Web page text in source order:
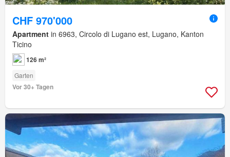
CHF 970'000
Apartment in 6963, Circolo di Lugano est, Lugano, Kanton
Ticino
126 m²
Garten
Vor 30+ Tagen